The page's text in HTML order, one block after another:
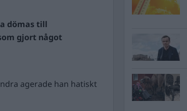
dömas till
gjort något
agerade han hatiskt